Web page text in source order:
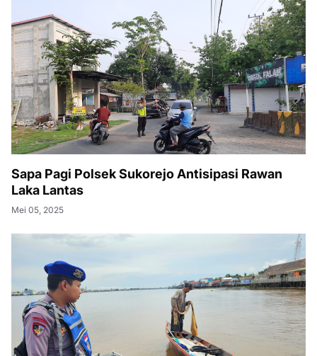
Sapa Pagi Polsek Sukorejo Antisipasi Rawan
Laka Lantas
Mei 05, 2025